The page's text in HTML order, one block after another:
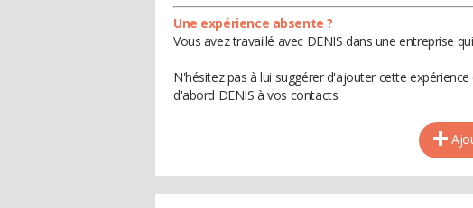
Une expérience absente ?
Vous avez travaillé avec DENIS dans une entreprise
N'hésitez pas à lui suggérer d'ajouter cette
d'abord DENIS à vos contacts.